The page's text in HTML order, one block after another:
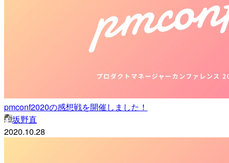
pmconf2020の感想戦を開催しました！
坂野直
2020.10.28